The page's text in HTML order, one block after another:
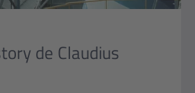
de Claudius